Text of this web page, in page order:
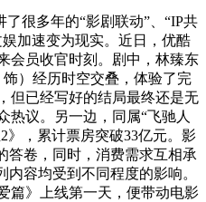
很多年的“影剧联动”、“IP共
加速变为现实。近日，优酷
会员收官时刻。剧中，林臻东
饰）经历时空交叠，体验了完
但已经写好的结局最终还是无
热议。另一边，同属“飞驰人
》，累计票房突破33亿元。影
答卷，同时，消费需求互相承
容均受到不同程度的影响。
篇》上线第一天，便带动电影